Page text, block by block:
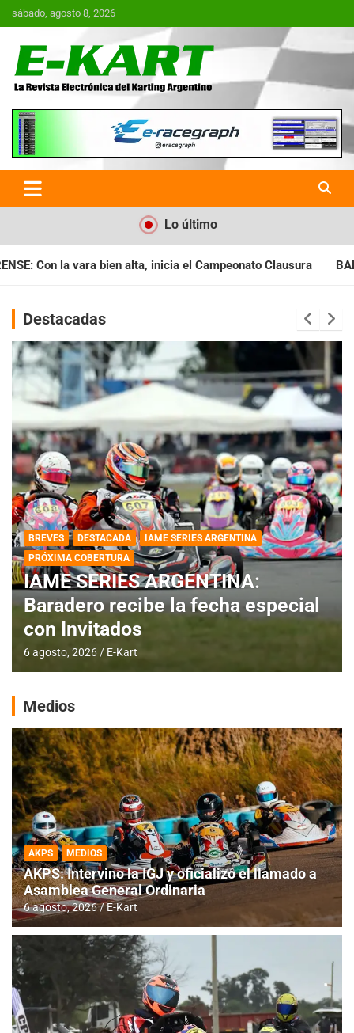
Saltar
al
sábado, agosto 8, 2026
E-Kart.com.ar | La Revista
Electrónica del Karting en
Argentina
Lo último
el Campeonato Clausura BARILOCHENSE: Preparan una
Destacadas
BREVES DESTACADA
IAME SERIES ARGENTINA
PRÓXIMA COBERTURA
IAME SERIES ARGENTINA:
Baradero recibe la fecha especial
con Invitados
6 agosto, 2026 E-Kart
Medios
AKPS MEDIOS
AKPS: Intervino la IGJ y oficializó el llamado a
Asamblea General Ordinaria
6 agosto, 2026 E-Kart